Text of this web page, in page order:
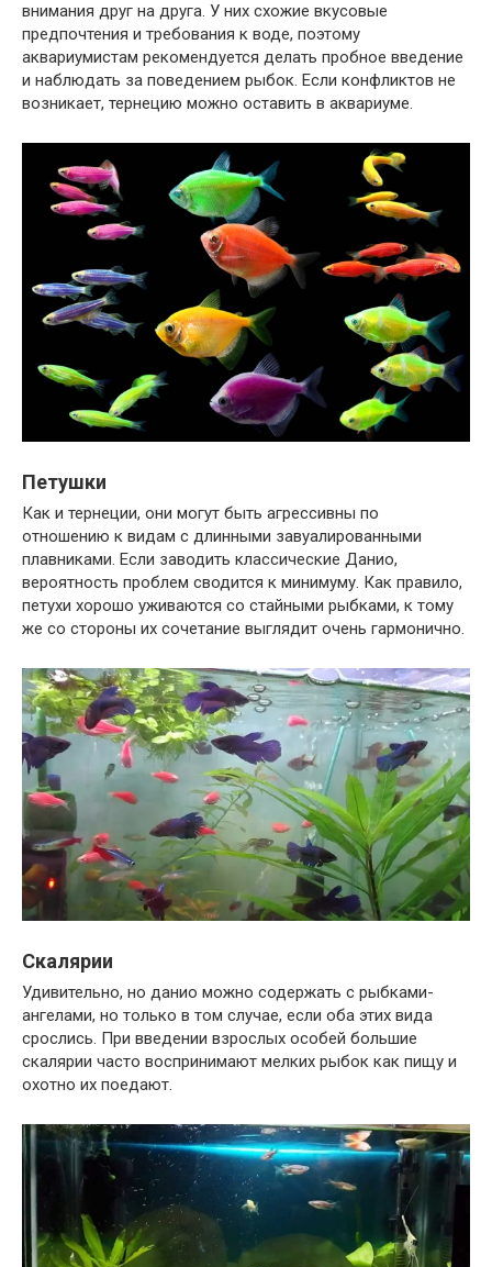
внимания друг на друга. У них схожие вкусовые
предпочтения и требования к воде, поэтому
аквариумистам рекомендуется делать пробное введение
и наблюдать за поведением рыбок. Если конфликтов не
возникает, тернецию можно оставить в аквариуме.
Петушки
Как и тернеции, они могут быть агрессивны по
отношению к видам с длинными завуалированными
плавниками. Если заводить классические Данио,
вероятность проблем сводится к минимуму. Как правило,
петухи хорошо уживаются со стайными рыбками, к тому
же со стороны их сочетание выглядит очень гармонично.
Скалярии
Удивительно, но данио можно содержать с рыбками-
ангелами, но только в том случае, если оба этих вида
срослись. При введении взрослых особей большие
скалярии часто воспринимают мелких рыбок как пищу и
охотно их поедают.